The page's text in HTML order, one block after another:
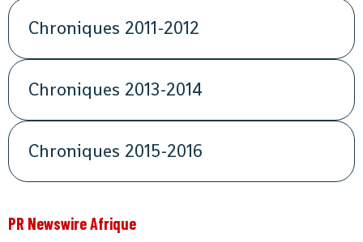
Chroniques 2011-2012
Chroniques 2013-2014
Chroniques 2015-2016
PR Newswire Afrique